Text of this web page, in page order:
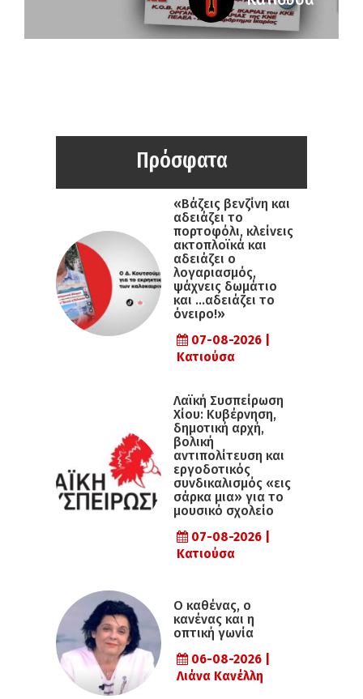
Πρόσφατα
«Βάζεις βενζίνη και
αδειάζει το
πορτοφόλι, κλείνεις
ακτοπλοϊκά και
αδειάζει ο
λογαριασμός,
ψάχνεις δωμάτιο
και …αδειάζει το
όνειρο!»
07-08-2026 |
Κατιούσα
Λαϊκή Συσπείρωση
Χίου: Κυβέρνηση,
δημοτική αρχή,
βολική
αντιπολίτευση και
εργοδοτικός
συνδικαλισμός «εις
σάρκα μια» για το
μουσικό σχολείο
07-08-2026 |
Κατιούσα
Ο καθένας, ο
κανένας και η
οπτική γωνία
06-08-2026 |
Λιάνα Κανέλλη